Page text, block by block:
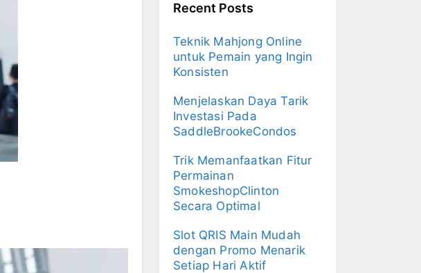
Recent Posts
Teknik Mahjong Online
untuk Pemain yang Ingin
Konsisten
Menjelaskan Daya Tarik
Investasi Pada
SaddleBrookeCondos
Trik Memanfaatkan Fitur
Permainan
SmokeshopClinton
Secara Optimal
Slot QRIS Main Mudah
dengan Promo Menarik
Setiap Hari Aktif